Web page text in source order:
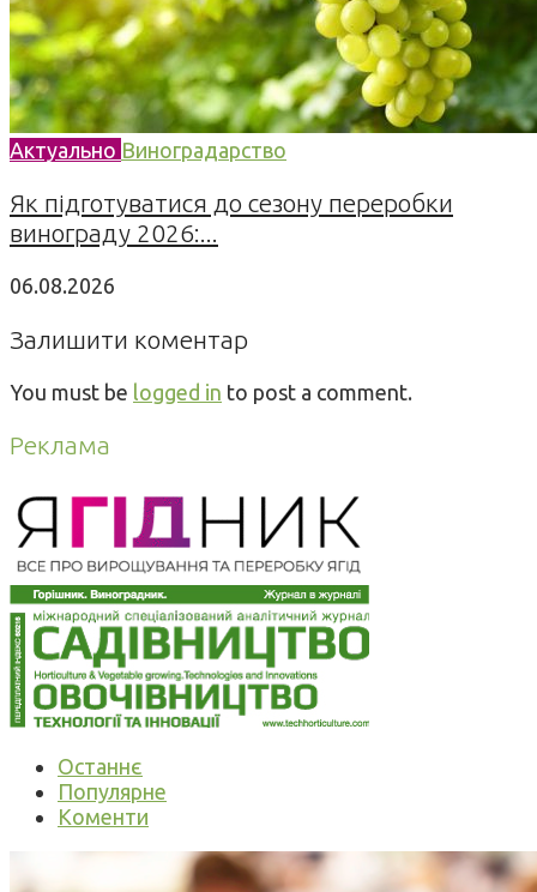
Актуально Виноградарство
Як підготуватися до сезону переробки
винограду 2026:...
06.08.2026
Залишити коментар
You must be logged in to post a comment.
Реклама
Останнє
Популярне
Коменти